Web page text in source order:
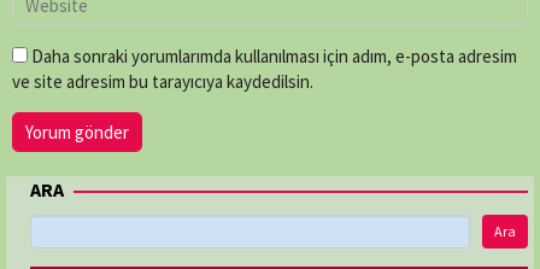
Daha sonraki yorumlarımda kullanılması için adım, e-posta adresim
ve site adresim bu tarayıcıya kaydedilsin.
ARA
Ara